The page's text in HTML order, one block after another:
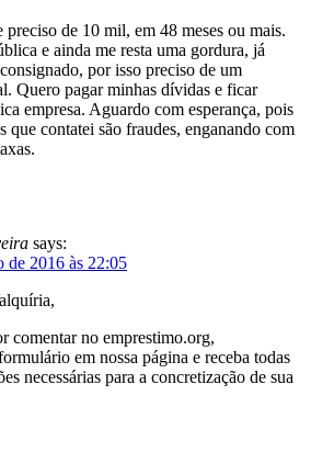
preciso de 10 mil, em 48 meses ou mais.
e ainda me resta uma gordura, já
por isso preciso de um
Quero pagar minhas dívidas e ficar
empresa. Aguardo com esperança, pois
que contatei são fraudes, enganando com
says:
de 2016 às 22:05
comentar no emprestimo.org,
em nossa página e receba todas
necessárias para a concretização de sua